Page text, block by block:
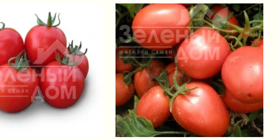
+1 326 грн.
Пермаклин Ликвид (Зенкор
Ликвид) / Permaclean Liquid
(Sencor Liquid), SC 600 к.с.
+95 грн.
Зенкор Ликвид / Sencor Liquid